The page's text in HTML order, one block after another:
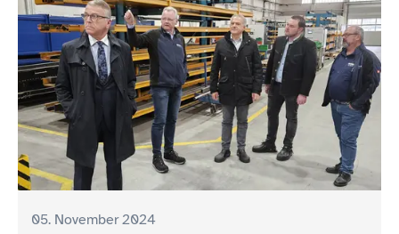
05. November 2024